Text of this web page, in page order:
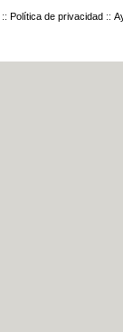
:: Política de privacidad ::